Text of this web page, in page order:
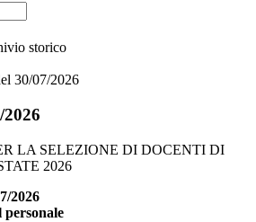
storico
30/07/2026
LA SELEZIONE DI DOCENTI DI
2026
2026